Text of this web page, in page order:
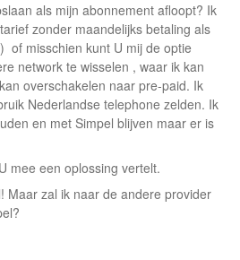
als mijn abonnement afloopt? Ik
zonder maandelijks betaling als
of misschien kunt U mij de optie
network te wisselen , waar ik kan
overschakelen naar pre-paid. Ik
Nederlandse telephone zelden. Ik
en met Simpel blijven maar er is
mee een oplossing vertelt.
Maar zal ik naar de andere provider